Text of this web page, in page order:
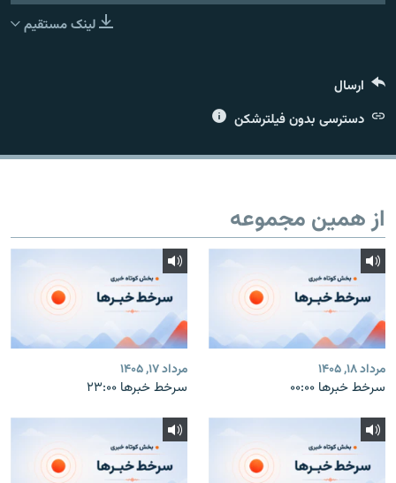
لینک مستقیم
ارسال
دسترسی بدون فیلترشکن
از همین مجموعه
مرداد ۱۸, ۱۴۰۵
سرخط خبرها ۰۰:۰۰
مرداد ۱۷, ۱۴۰۵
سرخط خبرها ۲۳:۰۰